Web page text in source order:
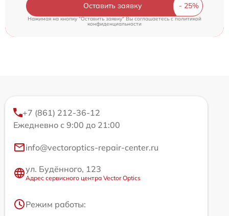
Оставить заявку
Нажимая на кнопку "Оставить заявку" Вы соглашаетесь cполитикой
конфиденциальности
+7 (861) 212-36-12
Ежедневно с 9:00 до 21:00
info@vectoroptics-repair-center.ru
ул. Будённого, 123
Адрес сервисного центра Vector Optics
Режим работы: